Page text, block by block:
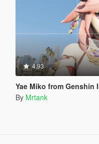
4.93
Yae Miko from Genshin
By Mrtank